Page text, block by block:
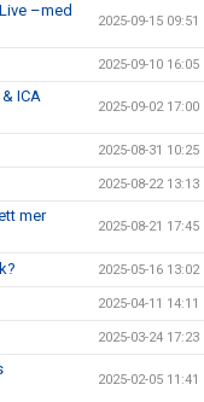
–med
2025-09-15 09:51
2025-09-10 16:05
ICA
2025-09-02 17:00
2025-08-31 10:25
2025-08-22 13:13
mer
2025-08-21 17:45
2025-05-16 13:02
2025-04-11 14:11
2025-03-24 17:23
2025-02-05 11:41